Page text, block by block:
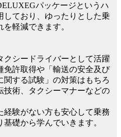
パッケージというハ
しており、ゆったりとした乗
軽減できます。
クシードライバーとして活躍
免許取得や「輸送の安全及び
関する試験」の対策はもちろ
技術、タクシーマナーなどの
経験がない方も安心して乗務
礎から学んでいきます。